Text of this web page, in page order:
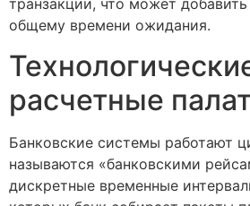
транзакции, что может
общему времени ожидания.
расчетные
Банковские системы работают
называются «банковскими
дискретные временные